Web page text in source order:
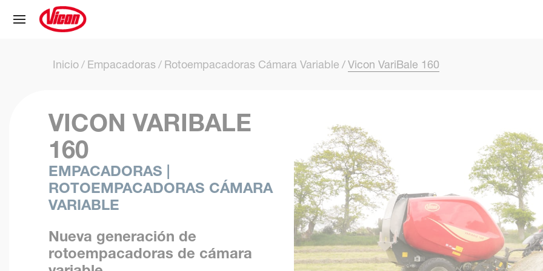
Inicio Empacadoras Rotoempacadoras Cámara Variable Vicon VariBale 160
VICON VARIBALE
160
EMPACADORAS |
ROTOEMPACADORAS CÁMARA
VARIABLE
Nueva generación de
rotoempacadoras de cámara
Panel de gestión de cookies